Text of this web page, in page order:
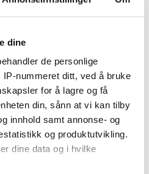
dine
de personlige
nummeret ditt, ved å bruke
for å lagre og få
din, sånn at vi kan tilby
innhold samt annonse- og
og produktutvikling.
dine data og i hvilke